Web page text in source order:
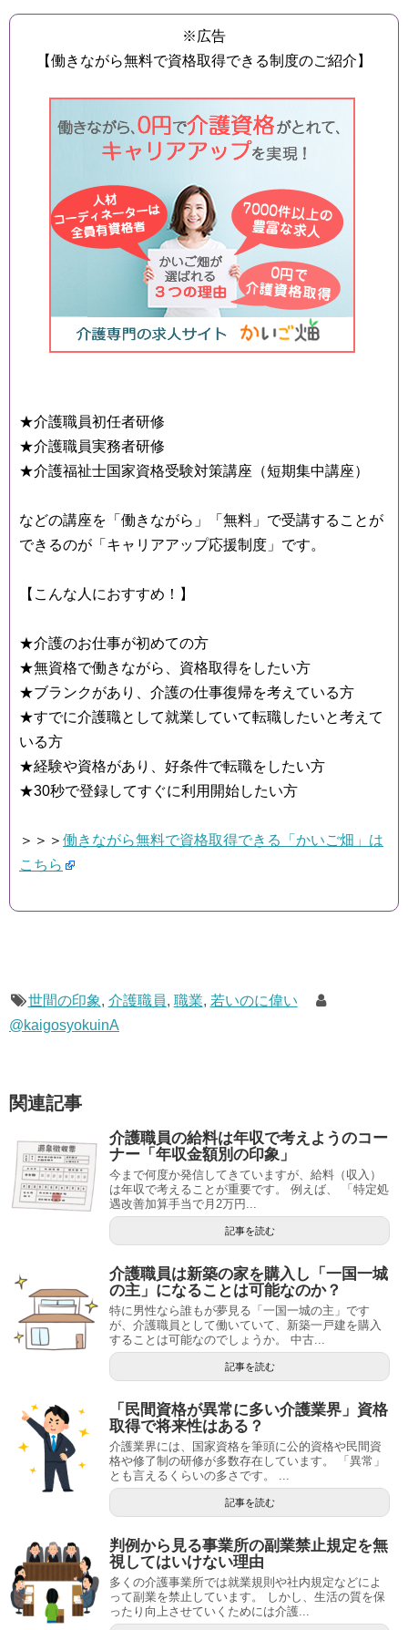
※広告
【働きながら無料で資格取得できる制度のご紹介】
★介護職員初任者研修
★介護職員実務者研修
★介護福祉士国家資格受験対策講座（短期集中講座）
などの講座を「働きながら」「無料」で受講することが
できるのが「キャリアアップ応援制度」です。
【こんな人におすすめ！】
★介護のお仕事が初めての方
★無資格で働きながら、資格取得をしたい方
★ブランクがあり、介護の仕事復帰を考えている方
★すでに介護職として就業していて転職したいと考えて
いる方
★経験や資格があり、好条件で転職をしたい方
★30秒で登録してすぐに利用開始したい方
＞＞＞ 働きながら無料で資格取得できる「かいご畑」は
こちら
世間の印象, 介護職員, 職業, 若いのに偉い
@kaigosyokuinA
関連記事
介護職員の給料は年収で考えようのコー
ナー「年収金額別の印象」
今まで何度か発信してきていますが、給料（収入）
は年収で考えることが重要です。 例えば、 「特定処
遇改善加算手当で月2万円...
記事を読む
介護職員は新築の家を購入し「一国一城
の主」になることは可能なのか？
特に男性なら誰もが夢見る「一国一城の主」です
が、介護職員として働いていて、新築一戸建を購入
することは可能なのでしょうか。 中古...
記事を読む
「民間資格が異常に多い介護業界」資格
取得で将来性はある？
介護業界には、国家資格を筆頭に公的資格や民間資
格や修了制の研修が多数存在しています。 「異常」
とも言えるくらいの多さです。 ...
記事を読む
判例から見る事業所の副業禁止規定を無
視してはいけない理由
多くの介護事業所では就業規則や社内規定などによ
って副業を禁止しています。 しかし、生活の質を保
ったり向上させていくためには介護...